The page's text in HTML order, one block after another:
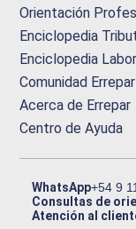
Orientación
Enciclopedia
Enciclopedia
Comunidad Errepar
Acerca de Errepar
Centro de Ayuda
WhatsApp+54 9
Consultas de
Atención al